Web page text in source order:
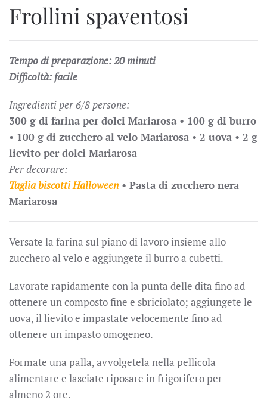
Frollini spaventosi
Tempo di preparazione: 20 minuti
Difficoltà: facile
Ingredienti per 6/8 persone:
300 g di farina per dolci Mariarosa • 100 g di burro
• 100 g di zucchero al velo Mariarosa • 2 uova • 2 g
lievito per dolci Mariarosa
Per decorare:
Taglia biscotti Halloween • Pasta di zucchero nera
Mariarosa
Versate la farina sul piano di lavoro insieme allo
zucchero al velo e aggiungete il burro a cubetti.
Lavorate rapidamente con la punta delle dita fino ad
ottenere un composto fine e sbriciolato; aggiungete le
uova, il lievito e impastate velocemente fino ad
ottenere un impasto omogeneo.
Formate una palla, avvolgetela nella pellicola
alimentare e lasciate riposare in frigorifero per
almeno 2 ore.